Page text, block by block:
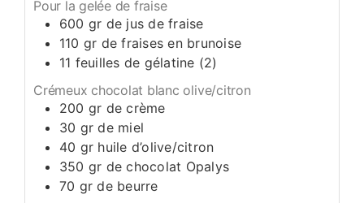
Pour la gelée de fraise
600 gr de jus de fraise
110 gr de fraises en brunoise
11 feuilles de gélatine (2)
Crémeux chocolat blanc olive/citron
200 gr de crème
30 gr de miel
40 gr huile d’olive/citron
350 gr de chocolat Opalys
70 gr de beurre